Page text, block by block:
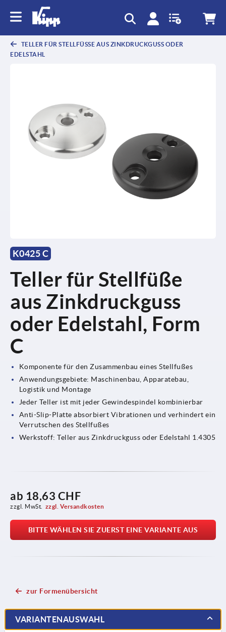
TELLER FÜR STELLFÜSSE AUS ZINKDRUCKGUSS ODER E
DELSTAHL
K0425 C
Teller für Stellfüße
aus Zinkdruckguss
oder Edelstahl, Form
C
Komponente für den Zusammenbau eines Stellfußes
Anwendungsgebiete: Maschinenbau, Apparatebau,
Logistik und Montage
Jeder Teller ist mit jeder Gewindespindel kombinierbar
Anti-Slip-Platte absorbiert Vibrationen und verhindert ein
Verrutschen des Stellfußes
Werkstoff: Teller aus Zinkdruckguss oder Edelstahl 1.4305
ab 18,63 CHF
zzgl. MwSt. zzgl. Versandkosten
BITTE WÄHLEN SIE ZUERST EINE VARIANTE AUS
zur Formenübersicht
VARIANTENAUSWAHL